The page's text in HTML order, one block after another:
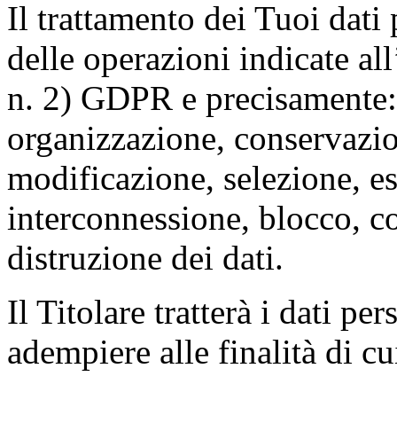
Il trattamento dei Tuoi dati
delle operazioni indicate
n. 2) GDPR e
organizzazione,
modificazione, selezione,
interconnessione, blocco,
distruzione dei dati.
Il Titolare tratterà i dati
adempiere alle finalità di